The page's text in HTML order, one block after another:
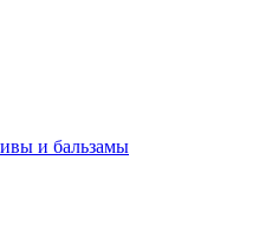
и бальзамы